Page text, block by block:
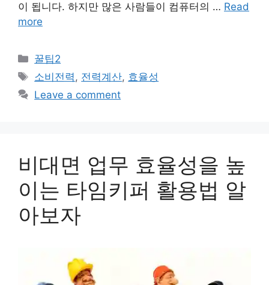
이 됩니다. 하지만 많은 사람들이 컴퓨터의 … Read
more
Categories
꿀팁2
Tags
소비전력, 전력계산, 효율성
Leave a comment
비대면 업무 효율성을 높
이는 타임키퍼 활용법 알
아보자